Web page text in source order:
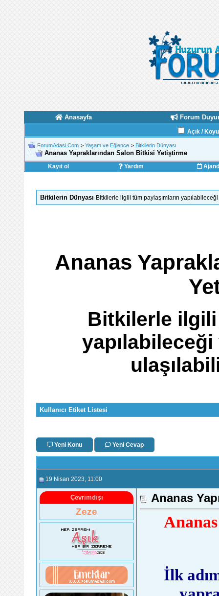
Anasayfa Forum
Açık /
ForumAdasi.Com > Yaşam ve Eğlence > Bitkilerin Dünyası
Ananas Yapraklarından Salon Bitkisi Yetiştirme
Kayıt ol Yardım
Bitkilerin Dünyası Bitkilerle ilgili tüm paylaşımların
Ananas
Bitkilerle ilgili
Kullanıcı Etiket Listesi
Yeni Konu Yeni Cevap
19 Nisan 2023 , 11:00
Çevrimdışı
Zeze
Ananas
İlk